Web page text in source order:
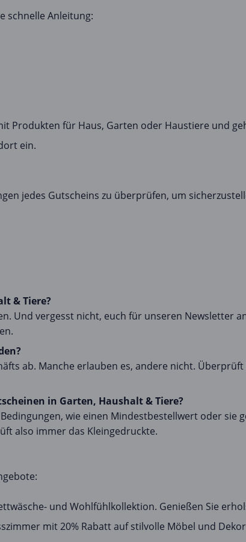
schnelle Anleitung:
Produkten für Haus, Garten oder Haustiere und
ein.
jedes Gutscheins zu überprüfen, um
& Tiere?
Und vergesst nicht, euch für unseren Newsletter
ab. Manche erlauben es, andere nicht.
in Garten, Haushalt & Tiere?
wie einen Mindestbestellwert oder sie
also immer das Kleingedruckte.
und Wohlfühlkollektion. Genießen Sie
mit 20% Rabatt auf stilvolle Möbel und